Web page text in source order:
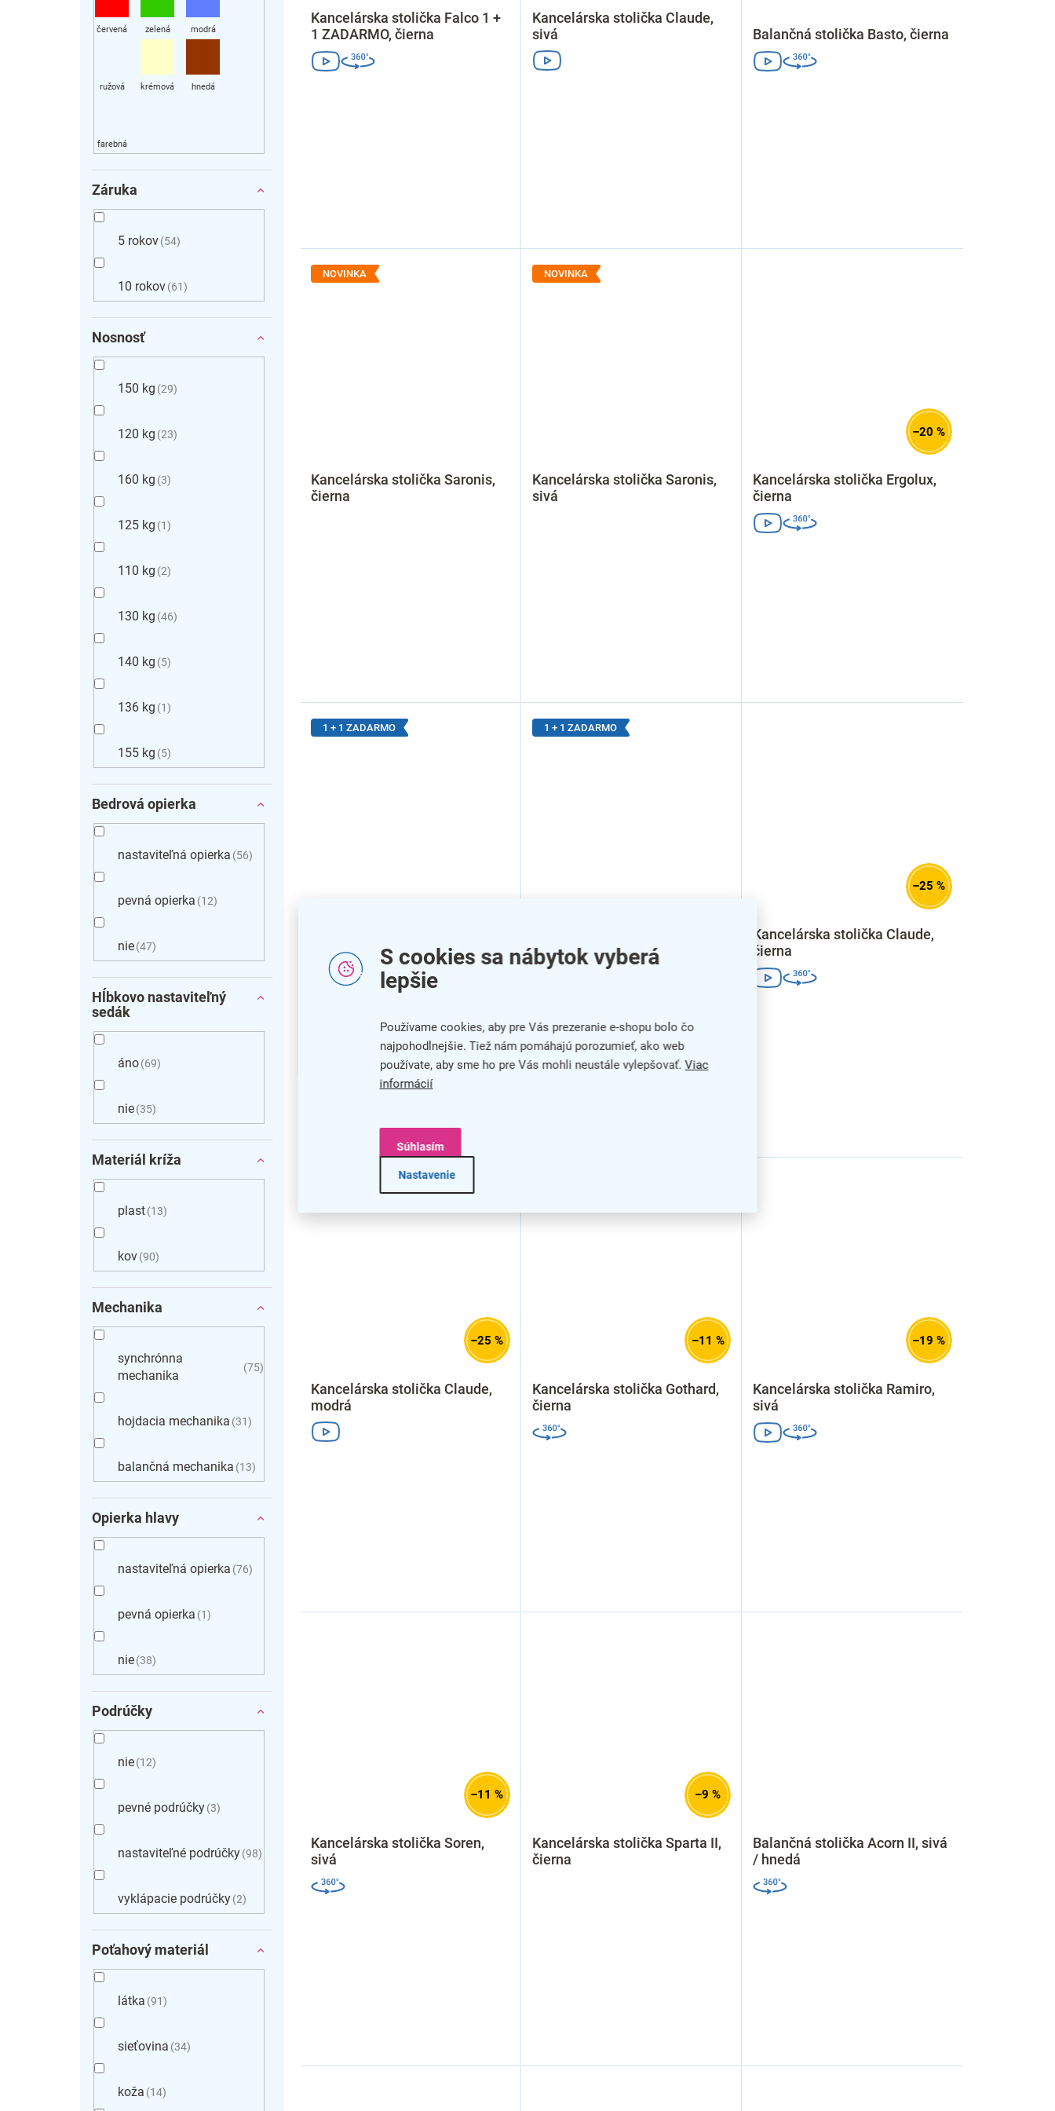
S cookies sa nábytok vyberá
lepšie
Používame cookies, aby pre Vás prezeranie e-shopu bolo čo
najpohodlnejšie. Tiež nám pomáhajú porozumieť, ako web
používate, aby sme ho pre Vás mohli neustále vylepšovať.Viac
informácií
Nastavenie
Súhlasím
Záruka
5 rokov 54
10 rokov 61
Nosnosť
150 kg 29
120 kg 23
160 kg 3
125 kg 1
110 kg 2
130 kg 46
140 kg 5
136 kg 1
155 kg 5
Bedrová opierka
nastaviteľná opierka 56
pevná opierka 12
nie 47
Hĺbkovo nastaviteľný
sedák
áno 69
nie 35
Materiál kríža
plast 13
kov 90
Mechanika
synchrónna
mechanika
75
hojdacia mechanika 31
balančná mechanika 13
Opierka hlavy
nastaviteľná opierka 76
pevná opierka 1
nie 38
Podrúčky
nie 12
pevné podrúčky 3
nastaviteľné podrúčky 98
vyklápacie podrúčky 2
Poťahový materiál
látka 91
sieťovina 34
koža 14
Kancelárska stolička Falco 1 +
1 ZADARMO, čierna
Kancelárska stolička Claude,
sivá
Balančná stolička Basto, čierna
NOVINKA
Kancelárska stolička Saronis,
čierna
NOVINKA
Kancelárska stolička Saronis,
sivá
–20 %
Kancelárska stolička Ergolux,
čierna
1 + 1 ZADARMO
ZADARMO, čierna / sivá
1 + 1 ZADARMO
ZADARMO, sivá / hnedá
–25 %
Kancelárska stolička Claude,
čierna
–25 %
Kancelárska stolička Claude,
modrá
–11 %
Kancelárska stolička Gothard,
čierna
–19 %
Kancelárska stolička Ramiro,
sivá
–11 %
Kancelárska stolička Soren,
sivá
–9 %
Kancelárska stolička Sparta II,
čierna
Balančná stolička Acorn II, sivá
/ hnedá